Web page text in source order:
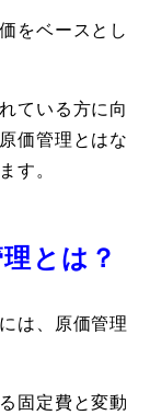
をベースとし
ている方に向
価管理とはな
す。
とは？
は、原価管理
固定費と変動